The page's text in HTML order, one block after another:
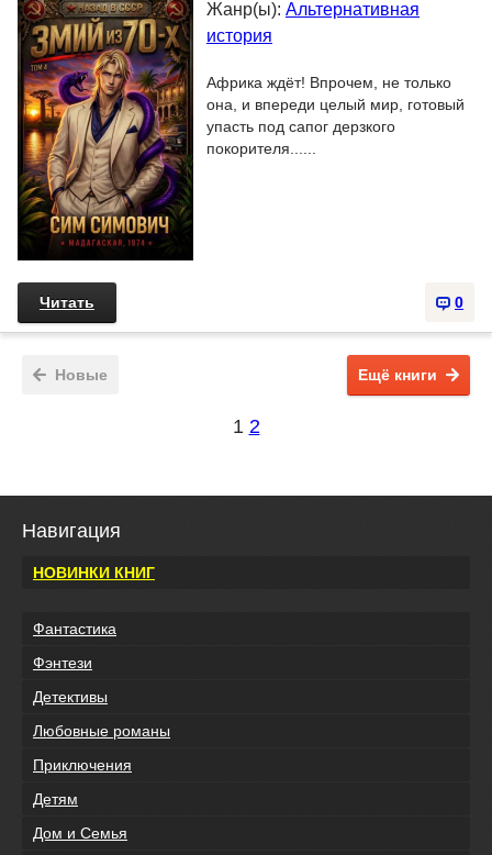
Жанр(ы): Альтернативная
история
Африка ждёт! Впрочем, не только
она, и впереди целый мир, готовый
упасть под сапог дерзкого
покорителя......
0
Читать
Новые Ещё книги
1 2
Навигация
НОВИНКИ КНИГ
Фантастика
Фэнтези
Детективы
Любовные романы
Приключения
Детям
Дом и Семья